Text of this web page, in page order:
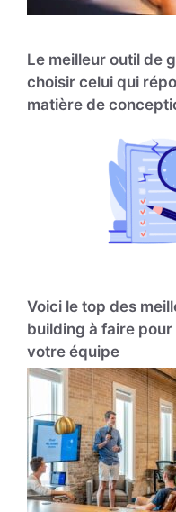
Le meilleur outil de
choisir celui qui
matière de
Voici le top des
building à faire
votre équipe